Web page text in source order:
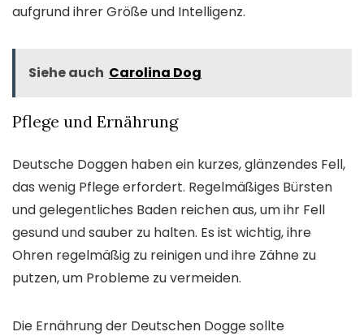
aufgrund ihrer Größe und Intelligenz.
Siehe auch Carolina Dog
Pflege und Ernährung
Deutsche Doggen haben ein kurzes, glänzendes Fell,
das wenig Pflege erfordert. Regelmäßiges Bürsten
und gelegentliches Baden reichen aus, um ihr Fell
gesund und sauber zu halten. Es ist wichtig, ihre
Ohren regelmäßig zu reinigen und ihre Zähne zu
putzen, um Probleme zu vermeiden.
Die Ernährung der Deutschen Dogge sollte